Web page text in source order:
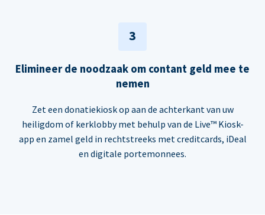
3
Elimineer de noodzaak om contant geld mee te
nemen
Zet een donatiekiosk op aan de achterkant van uw
heiligdom of kerklobby met behulp van de Live™ Kiosk-
app en zamel geld in rechtstreeks met creditcards, iDeal
en digitale portemonnees.